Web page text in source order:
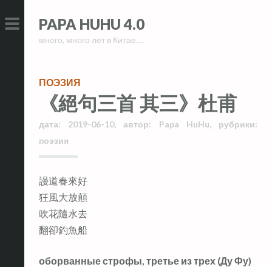
to
PRIMARY
to
PAPA HUHU 4.0
много, много лет в Китае….
ПОЭЗИЯ
《絕句三首 其三》杜甫
дата: 2019-06-10, автор: Papa HuHu,рубрики:
поэзия
謾道春來好
狂風大放顛
吹花隨水去
翻卻釣魚船
оборванные строфы, третье из трех (Ду Фу)